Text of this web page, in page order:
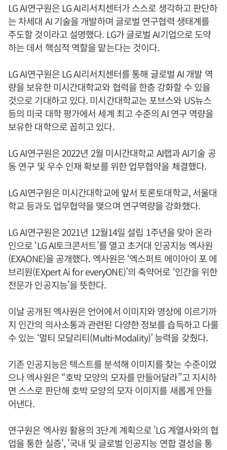
LG AI연구원은 LG AI리서치센터가 스스로 생각하고 판단하
는 차세대 AI 기술을 개발하며 글로벌 연구협력 생태계를
주도할 것이라고 설명했다. LG가 글로벌 AI기업으로 도약
하는 데서 핵심적 역할을 맡는다는 것이다.
LG AI연구원은 LG AI리서치센터를 통해 글로벌 AI 개발 역
량을 보유한 미시간대학교와 협력을 한층 강화할 수 있을
것으로 기대하고 있다. 미시간대학교는 포브스와 US뉴스
등의 미국 대학 평가에서 세계 최고 수준의 AI 연구 역량을
보유한 대학으로 꼽히고 있다.
LG AI연구원은 2022년 2월 미시간대학교 AI랩과 AI기술 공
동 연구 및 우수 인재 확보를 위한 업무협약을 체결했다.
LG AI연구원은 미시간대학교에 앞서 토론토대학교, 서울대
학교 등과도 업무협약을 맺으며 연구역량을 강화했다.
LG AI연구원은 2021년 12월14일 설립 1주년을 맞아 온라
인으로 ‘LG AI토크콘서트’를 열고 초거대 인공지능 엑사원
(EXAONE)을 공개했다. 엑사원은 ‘엑스퍼트 에이아이 포 에
브리원(EXpert Ai for everyONE)’의 축약어로 ‘인간을 위한
전문가 인공지능’을 뜻한다.
이날 공개된 엑사원은 언어에서 이미지와 영상에 이르기까
지 인간의 의사소통과 관련된 다양한 정보를 습득하고 다룰
수 있는 ‘멀티 모달리티(Multi-Modality)’ 능력을 갖췄다.
기존 인공지능은 텍스트를 분석해 이미지를 찾는 수준이었
으나 엑사원은 “호박 모양의 모자를 만들어달라”고 지시하
면 스스로 판단해 호박 모양의 모자 이미지를 새롭게 만들
어낸다.
연구원은 엑사원 활용의 3단계 계획으로 'LG 계열사와의 협
업을 통한 실증', '국내 및 글로벌 인공지능 연합 결성을 통